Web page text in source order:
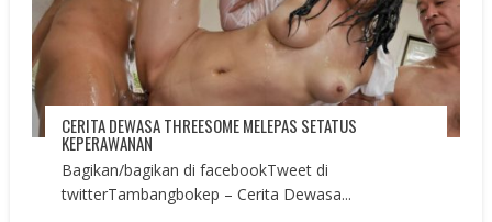
CERITA DEWASA THREESOME MELEPAS SETATUS
KEPERAWANAN
Bagikan/bagikan di facebookTweet di
twitterTambangbokep – Cerita Dewasa...